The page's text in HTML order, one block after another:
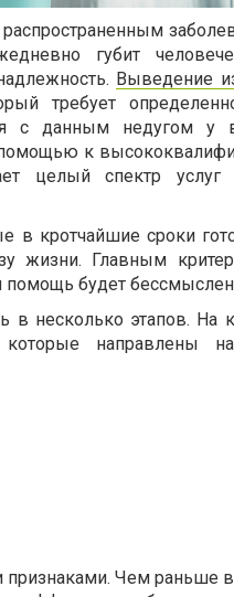
губит
Выведение
требует
с данным недугом
помощью к
целый спектр
в кротчайшие сроки
жизни. Главным
помощь будет
в несколько этапов. На
которые направлены
признаками. Чем раньше